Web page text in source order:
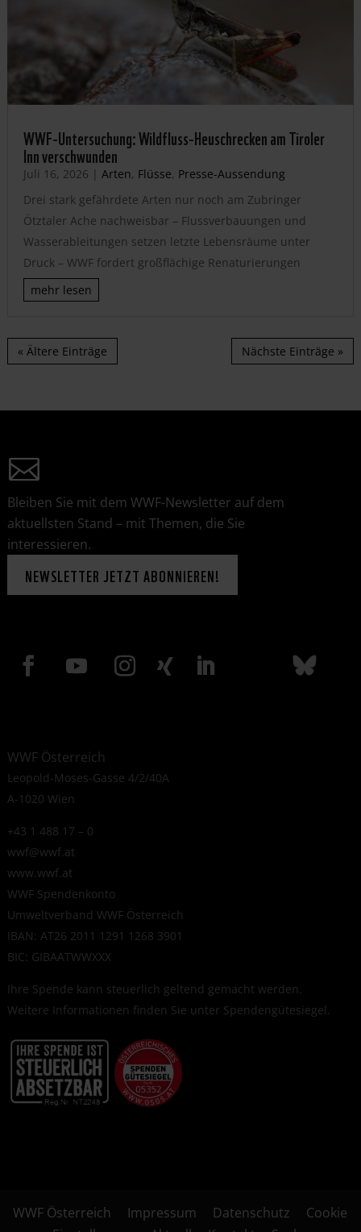
WWF-Untersuchung: Wildfluss-Heuschrecken am Tiroler
Inn verschwunden
Juli 16, 2026 | Arten, Flüsse, Presse-Aussendung
Drei stark gefährdete Arten nur noch am Zubringer
Ötztaler Ache nachweisbar – Flussverbauungen und
Wasserableitungen setzen letzte Lebensräume unter
Druck – WWF fordert großflächige Renaturierungen
mehr lesen
« Ältere Einträge Nächste Einträge »
Bleiben Sie mit dem WWF-Newsletter auf dem
aktuellsten Stand – mit Themen, die Sie
interessieren.
NEWSLETTER JETZT ABONNIEREN!
WWF Österreich
Leopold-Moses-Gasse 4/2/40A
A-1020 Wien
+43 1 488 17 – 0
wwf@wwf.at
www.wwf.at
WWF Spendenkonto
Umweltverband WWF Österreich
IBAN: AT26 2011 1291 1268 3901
BIC: GIBAATWWXXX
Ihre Spende kann steuerlich geltend gemacht werden.
Weitere Informationen finden Sie unter Spendengütesiegel
WWF Österreich Impressum Datenschutz
Cookie